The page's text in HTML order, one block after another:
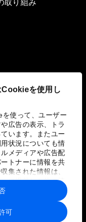
Cookieを使用し
使って、ユーザー
広告の表示、トラ
います。またユー
状況についても情
メディアや広告配
トナーに情報を共
集された情報は、
に提供した他の情
ビスを使用した際
合わされ、各パー
ることがありま
可
取り組み